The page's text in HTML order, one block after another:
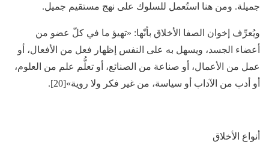
جميلة. ومن هنا استُعمل للسلوك على نهج مستقيم جميل.
ويُعرِّف إخوان الصفا الأخلاق بأنّها: «تهيؤ ما في كلّ عضو من
أعضاء الجسد، ويسهل به على النفس إظهار فعل من الأفعال، أو
عمل من الأعمال، أو صناعة من الصنائع، أو تعلُّم علم من العلوم،
أو أدب من الآداب أو سياسة، من غير فكر ولا روية»[20].
أنواع الأخلاق